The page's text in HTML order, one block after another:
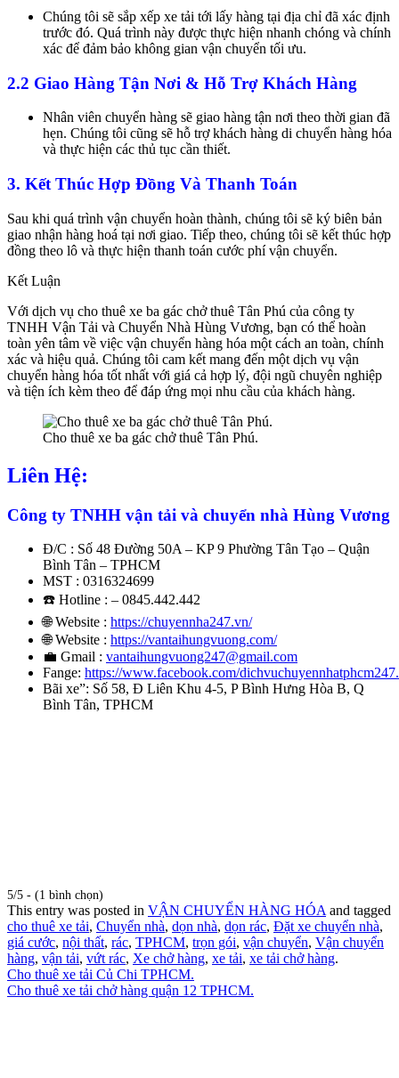
Chúng tôi sẽ sắp xếp xe tải tới lấy hàng tại địa chỉ đã xác định
trước đó. Quá trình này được thực hiện nhanh chóng và chính
xác để đảm bảo không gian vận chuyển tối ưu.
2.2 Giao Hàng Tận Nơi & Hỗ Trợ Khách Hàng
Nhân viên chuyển hàng sẽ giao hàng tận nơi theo thời gian đã
hẹn. Chúng tôi cũng sẽ hỗ trợ khách hàng di chuyển hàng hóa
và thực hiện các thủ tục cần thiết.
3. Kết Thúc Hợp Đồng Và Thanh Toán
Sau khi quá trình vận chuyển hoàn thành, chúng tôi sẽ ký biên bản
giao nhận hàng hoá tại nơi giao. Tiếp theo, chúng tôi sẽ kết thúc hợp
đồng theo lô và thực hiện thanh toán cước phí vận chuyển.
Kết Luận
Với dịch vụ cho thuê xe ba gác chở thuê Tân Phú của công ty
TNHH Vận Tải và Chuyển Nhà Hùng Vương, bạn có thể hoàn
toàn yên tâm về việc vận chuyển hàng hóa một cách an toàn, chính
xác và hiệu quả. Chúng tôi cam kết mang đến một dịch vụ vận
chuyển hàng hóa tốt nhất với giá cả hợp lý, đội ngũ chuyên nghiệp
và tiện ích kèm theo để đáp ứng mọi nhu cầu của khách hàng.
Cho thuê xe ba gác chở thuê Tân Phú.
Liên Hệ:
Công ty TNHH vận tải và chuyển nhà Hùng Vương
Đ/C : Số 48 Đường 50A – KP 9 Phường Tân Tạo – Quận
Bình Tân – TPHCM
MST : 0316324699
☎️ Hotline : – 0845.442.442
🌐 Website : https://chuyennha247.vn/
🌐 Website : https://vantaihungvuong.com/
💼 Gmail : vantaihungvuong247@gmail.com
Fange: https://www.facebook.com/
Bãi xe”: Số 58, Đ Liên Khu 4-5, P Bình Hưng Hòa B, Q
Bình Tân, TPHCM
5/5 - (1 bình chọn)
This entry was posted in VẬN CHUYỂN HÀNG HÓA and tagged
cho thuê xe tải, Chuyển nhà, dọn nhà, dọn rác, Đặt xe chuyển nhà,
giá cước, nội thất, rác, TPHCM, trọn gói, vận chuyển, Vận chuyển
hàng, vận tải, vứt rác, Xe chở hàng, xe tải, xe tải chở hàng.
Cho thuê xe tải Củ Chi TPHCM.
Cho thuê xe tải chở hàng quận 12 TPHCM.